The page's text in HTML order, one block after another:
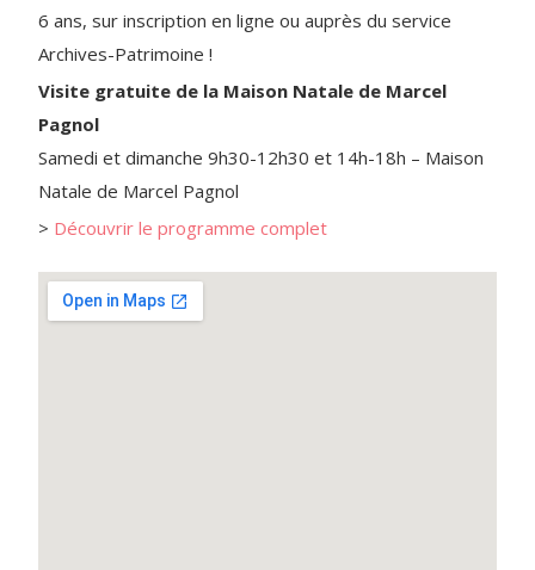
6 ans, sur inscription en ligne ou auprès du service
Archives-Patrimoine !
Visite gratuite de la Maison Natale de Marcel
Pagnol
Samedi et dimanche 9h30-12h30 et 14h-18h – Maison
Natale de Marcel Pagnol
> Découvrir le programme complet